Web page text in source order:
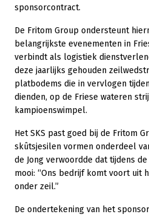
sponsorcontract.
De Fritom Group ondersteunt
belangrijkste evenementen in
verbindt als logistiek
deze jaarlijks gehouden
platbodems die in vervlogen
dienden, op de Friese wateren
kampioenswimpel.
Het SKS past goed bij de Fritom
skûtsjesilen vormen onderdeel
de Jong verwoordde dat tijdens
mooi: “Ons bedrijf komt voort uit
onder zeil.”
De ondertekening van het